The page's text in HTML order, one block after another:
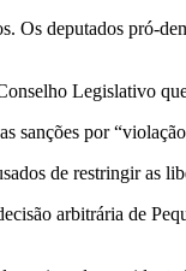
deputados pró-
Legislativo
sanções por
de restringir as
arbitrária de